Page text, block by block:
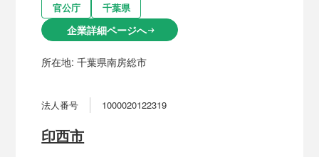
官公庁 千葉県
企業詳細ページへarrow_right_alt
所在地:千葉県南房総市
法人番号 1000020122319
印西市